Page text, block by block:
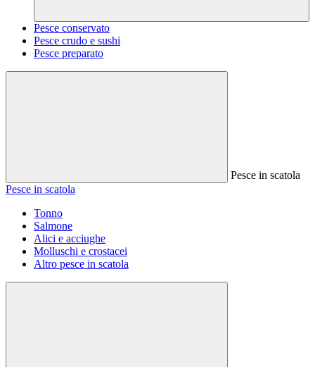
Pesce conservato
Pesce crudo e sushi
Pesce preparato
Pesce in scatola
Pesce in scatola
Tonno
Salmone
Alici e acciughe
Molluschi e crostacei
Altro pesce in scatola